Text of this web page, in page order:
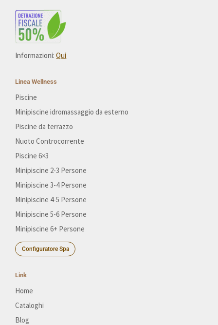
Informazioni:Qui
Linea Wellness
Piscine
Minipiscine idromassaggio da esterno
Piscine da terrazzo
Nuoto Controcorrente
Piscine 6×3
Minipiscine 2-3 Persone
Minipiscine 3-4 Persone
Minipiscine 4-5 Persone
Minipiscine 5-6 Persone
Minipiscine 6+ Persone
Configuratore Spa
Link
Home
Cataloghi
Blog